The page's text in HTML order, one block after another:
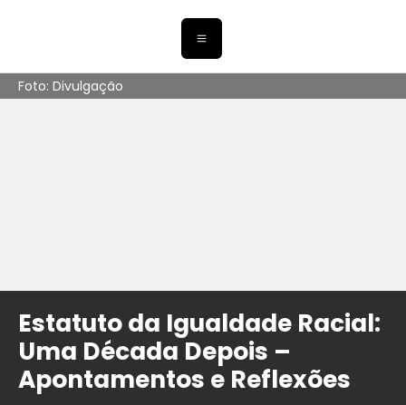
Foto: Divulgação
Estatuto da Igualdade Racial:
Uma Década Depois –
Apontamentos e Reflexões